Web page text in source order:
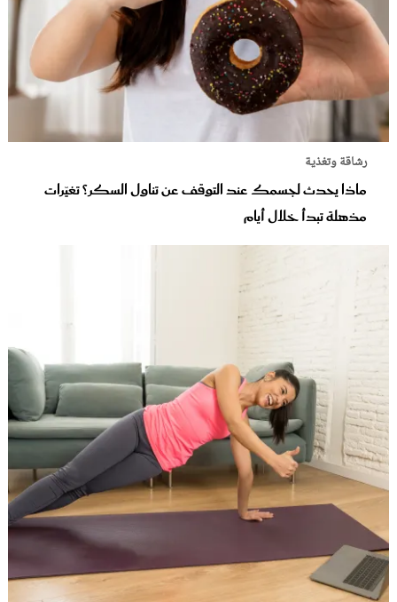
رشاقة وتغذية
ماذا يحدث لجسمك عند التوقف عن تناول السكر؟ تغيّرات
مذهلة تبدأ خلال أيام